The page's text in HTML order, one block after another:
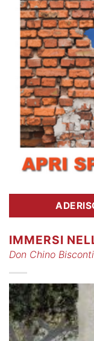
IMMERSI
Don Chino